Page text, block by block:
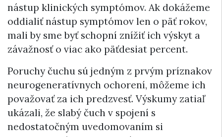
nástup klinických symptómov. Ak dokážeme
oddialiť nástup symptómov len o päť rokov,
mali by sme byť schopní znížiť ich výskyt a
závažnosť o viac ako päťdesiat percent.
Poruchy čuchu sú jedným z prvým príznakov
neurogeneratívnych ochorení, môžeme ich
považovať za ich predzvesť. Výskumy zatiaľ
ukázali, že slabý čuch v spojení s
nedostatočným uvedomovaním si